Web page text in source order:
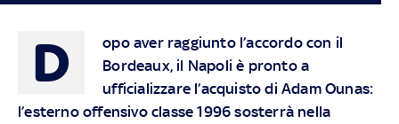
D
opo aver raggiunto l’accordo con il
Bordeaux, il Napoli è pronto a
ufficializzare l’acquisto di Adam Ounas:
l’esterno offensivo classe 1996 sosterrà nella